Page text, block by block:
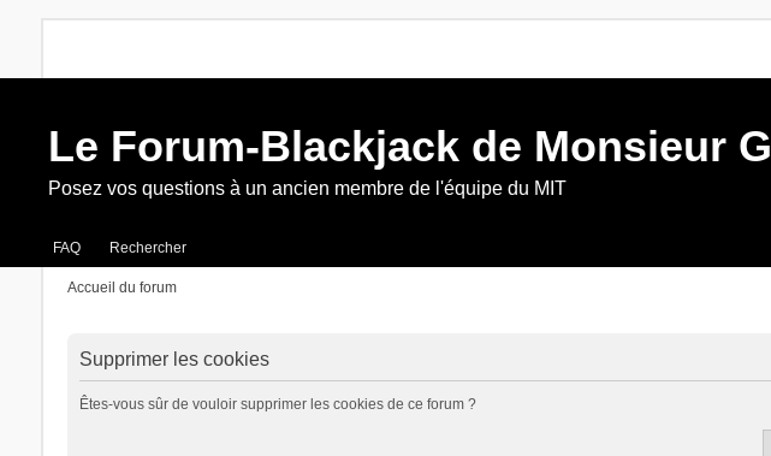
Le Forum-Blackjack de Monsieur G
Posez vos questions à un ancien membre de l'équipe du MIT
FAQ Rechercher
Accueil du forum
Supprimer les cookies
Êtes-vous sûr de vouloir supprimer les cookies de ce forum ?